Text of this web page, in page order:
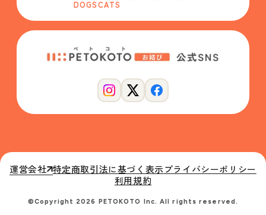
DOGSCATS
運営会社 特定商取引法に基づく表示プライバシーポリシー
利用規約
©Copyright 2026 PETOKOTO Inc. All rights reserved.